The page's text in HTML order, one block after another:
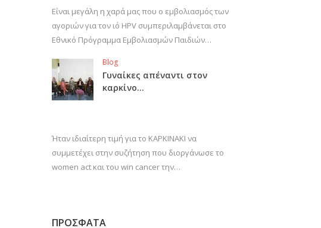
Είναι μεγάλη η χαρά μας που ο εμβολιασμός των
αγοριών για τον ιό HPV συμπεριλαμβάνεται στο
Εθνικό Πρόγραμμα Εμβολιασμών Παιδιών…
Blog
Γυναίκες απέναντι στον
καρκίνο…
Ήταν ιδιαίτερη τιμή για το ΚΑΡΚΙΝΑΚΙ να
συμμετέχει στην συζήτηση που διοργάνωσε το
women act και του win cancer την…
ΠΡΟΣΦΑΤΑ